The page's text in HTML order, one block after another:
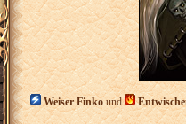
Weiser Finkound